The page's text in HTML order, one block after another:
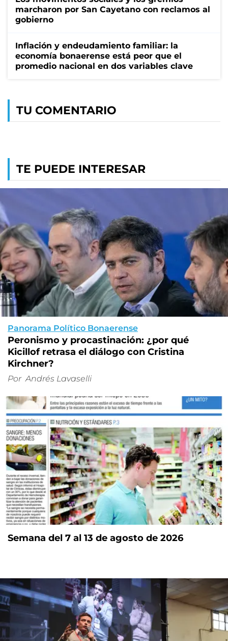
marcharon por San Cayetano con reclamos al
gobierno
Inflación y endeudamiento familiar: la
economía bonaerense está peor que el
promedio nacional en dos variables clave
TU COMENTARIO
TE PUEDE INTERESAR
Panorama Político Bonaerense
Peronismo y procastinación: ¿por qué
Kicillof retrasa el diálogo con Cristina
Kirchner?
Por Andrés Lavaselli
Semana del 7 al 13 de agosto de 2026